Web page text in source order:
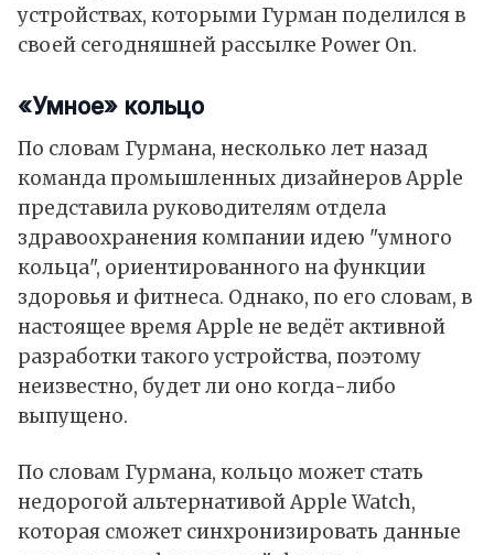
устройствах, которыми Гурман поделился в
своей сегодняшней рассылке Power On.
«Умное» кольцо
По словам Гурмана, несколько лет назад
команда промышленных дизайнеров Apple
представила руководителям отдела
здравоохранения компании идею "умного
кольца", ориентированного на функции
здоровья и фитнеса. Однако, по его словам, в
настоящее время Apple не ведёт активной
разработки такого устройства, поэтому
неизвестно, будет ли оно когда-либо
выпущено.
По словам Гурмана, кольцо может стать
недорогой альтернативой Apple Watch,
которая сможет синхронизировать данные